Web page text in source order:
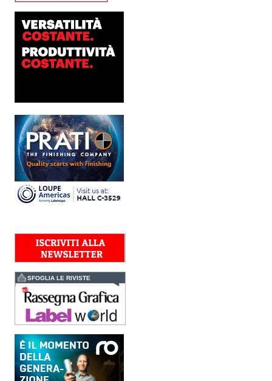
approfondita delle reali
esigenze produttive del
mercato, Platinum
Technologies, centro
europeo di ricerca e...
integrare nel proprio
AccurioJet 30000 di Konica
Minolta, il sistema inkjet UV
LED B2+ progettato per...
Polyedra diventa un
marchio europeo: nasce
Polyedra Distribution
Group
Le società di distribuzione di
Torraspapel adottano il
Spagna, Francia e...
Kolor+Service e T&K
Grafiche
L’intesa porta nel Gruppo
una gamma completa di
soluzioni per la misurazione
e il controllo del colore e
della qualità di stampa - e
l’esperienza di...
Assemblea Acimga:
investimenti, occupazione
e ripresa degli ordini
sostengono il settore
SFOGLIA LE RIVISTE